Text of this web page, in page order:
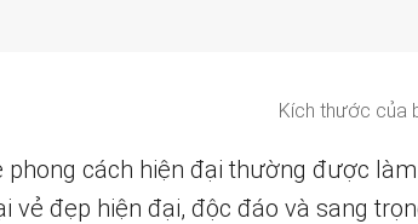
Kích thước của
phong cách hiện đại thường được
vẻ đẹp hiện đại, độc đáo và sang